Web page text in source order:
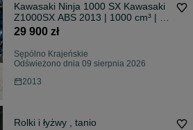
Kawasaki Ninja 1000 SX Kawasaki
Z1000SX ABS 2013 | 1000 cm³ | 33
396 km | Stan idealny
29 900 zł
Sępólno Krajeńskie
Odświeżono dnia 09 sierpnia 2026
2013
Rolki i łyżwy , tanio